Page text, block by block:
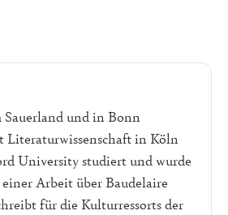
Sauerland und in Bonn
Literaturwissenschaft in Köln
University studiert und wurde
Arbeit über Baudelaire
für die Kulturressorts der